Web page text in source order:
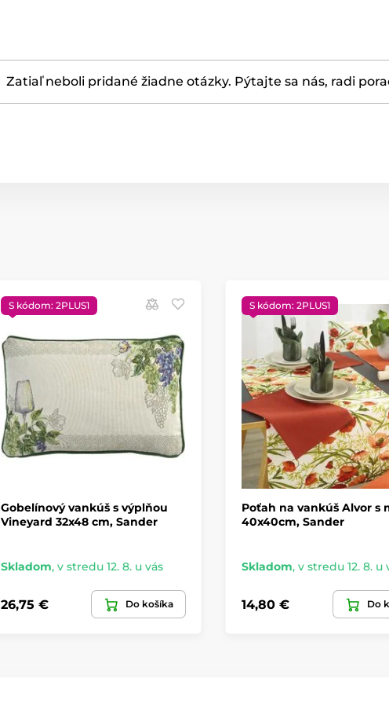
Zatiaľ neboli pridané žiadne otázky. Pýtajte sa nás, radi
S kódom: 2PLUS1
Gobelínový vankúš s výplňou
Vineyard 32x48 cm, Sander
Skladom, v stredu 12. 8. u vás
26,75 € Do košíka
S kódom: 2PLUS1
Poťah na vankúš Alvor s
40x40cm, Sander
Skladom, v stredu 12. 8. u
14,80 € Do